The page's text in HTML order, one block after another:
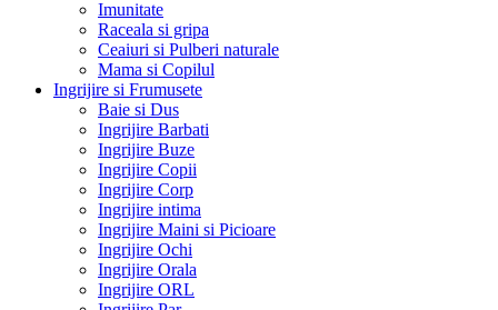
Imunitate
Raceala si gripa
Ceaiuri si Pulberi naturale
Mama si Copilul
Ingrijire si Frumusete
Baie si Dus
Ingrijire Barbati
Ingrijire Buze
Ingrijire Copii
Ingrijire Corp
Ingrijire intima
Ingrijire Maini si Picioare
Ingrijire Ochi
Ingrijire Orala
Ingrijire ORL